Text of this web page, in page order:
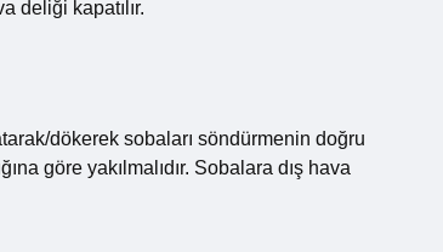
deliği kapatılır.
dökerek sobaları söndürmenin doğru
göre yakılmalıdır. Sobalara dış hava